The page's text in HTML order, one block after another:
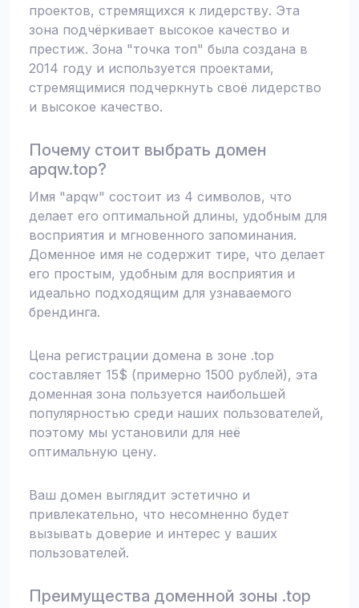
проектов, стремящихся к лидерству. Эта
зона подчёркивает высокое качество и
престиж. Зона "точка топ" была создана в
2014 году и используется проектами,
стремящимися подчеркнуть своё лидерство
и высокое качество.
Почему стоит выбрать домен
apqw.top?
Имя "apqw" состоит из 4 символов, что
делает его оптимальной длины, удобным для
восприятия и мгновенного запоминания.
Доменное имя не содержит тире, что делает
его простым, удобным для восприятия и
идеально подходящим для узнаваемого
брендинга.
Цена регистрации домена в зоне .top
составляет 15$ (примерно 1500 рублей), эта
доменная зона пользуется наибольшей
популярностью среди наших пользователей,
поэтому мы установили для неё
оптимальную цену.
Ваш домен выглядит эстетично и
привлекательно, что несомненно будет
вызывать доверие и интерес у ваших
пользователей.
Преимущества доменной зоны .top